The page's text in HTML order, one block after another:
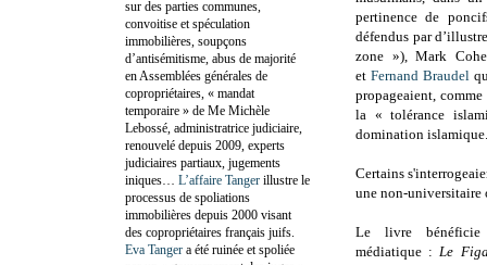
pertinence de
défendus par
zone »), Mark
et Fernand Braudel
propageaient,
la « tolérance
domination
Certains
une non-universitaire
Le livre
médiatique :Le
sur des parties communes,
convoitise et spéculation
immobilières, soupçons
d’antisémitisme, abus de majorité
en Assemblées générales de
copropriétaires, « mandat
temporaire » de Me Michèle
Lebossé, administratrice judiciaire,
renouvelé depuis 2009, experts
judiciaires partiaux, jugements
iniques… L’affaire Tanger illustre le
processus de spoliations
immobilières depuis 2000 visant
des copropriétaires français juifs.
Eva Tanger a été ruinée et spoliée